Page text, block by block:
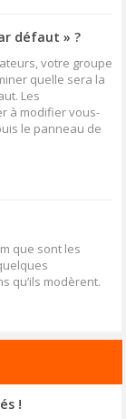
défaut » ?
votre groupe
quelle sera la
Les
à modifier vous-
le panneau de
que sont les
qu’ils modèrent.
!